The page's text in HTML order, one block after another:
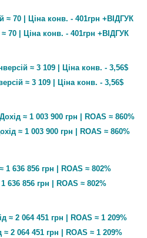
70 | Ціна конв. - 401грн +ВІДГУК
≈ 3 109 | Ціна конв. - 3,56$
≈ 1 003 900 грн | ROAS ≈ 860%
636 856 грн | ROAS ≈ 802%
2 064 451 грн | ROAS ≈ 1 209%